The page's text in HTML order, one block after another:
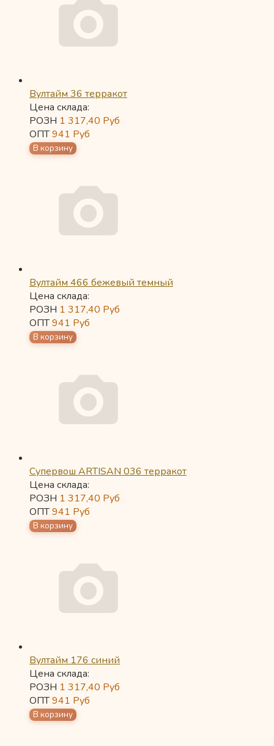
Вултайм 36 терракот
Цена склада:
РОЗН 1 317,40 Руб
ОПТ941 Руб
Вултайм 466 бежевый темный
Цена склада:
РОЗН 1 317,40 Руб
ОПТ941 Руб
Супервош ARTISAN 036 терракот
Цена склада:
РОЗН 1 317,40 Руб
ОПТ941 Руб
Вултайм 176 синий
Цена склада:
РОЗН 1 317,40 Руб
ОПТ941 Руб